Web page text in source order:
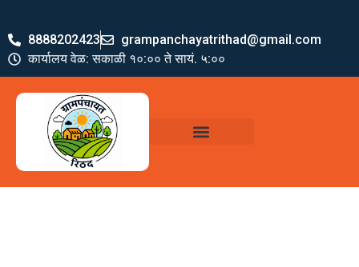
8888202423
grampanchayatrithad@gmail.com
कार्यालय वेळ: सकाळी १०:०० ते सायं. ५:००